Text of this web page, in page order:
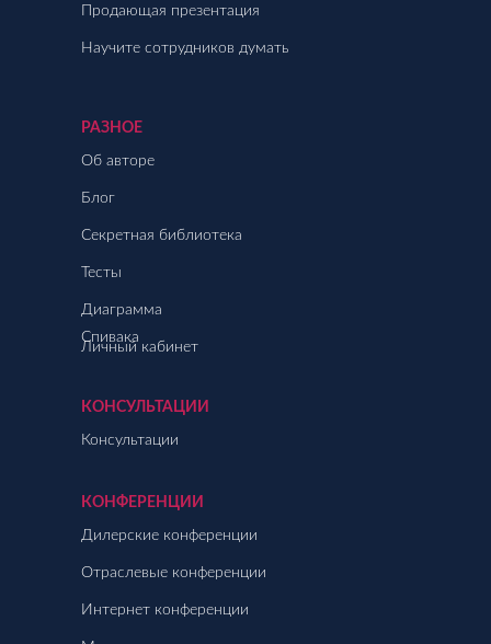
КОНФЕРЕНЦИИ
КОНСУЛЬТАЦИИ
РАЗНОЕ
Продающая презентация
Научите сотрудников думать
Консультации
Дилерские конференции
Отраслевые конференции
Интернет конференции
Об авторе
Блог
Секретная библиотека
Тесты
Диаграмма
Спивака
Личный кабинет